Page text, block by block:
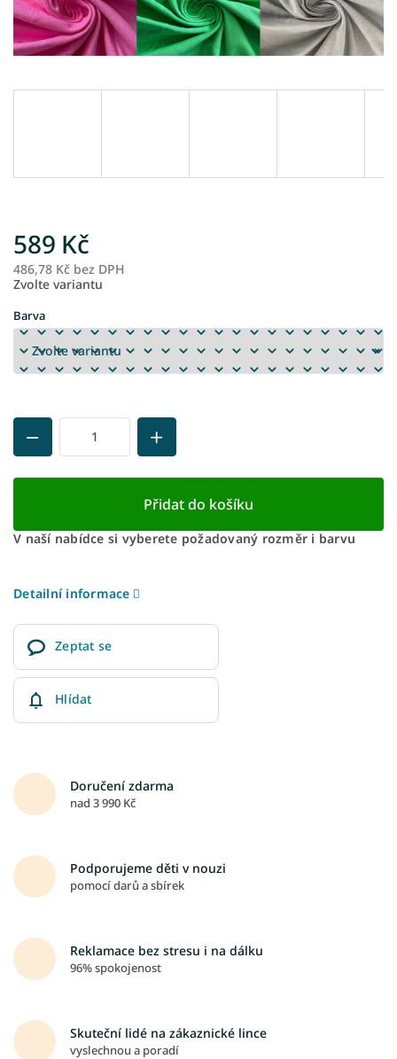
589 Kč
486,78 Kč bez DPH
Zvolte variantu
Barva
Přidat do košíku
V naší nabídce si vyberete požadovaný rozměr i barvu
Detailní informace
Zeptat se
Hlídat
Doručení zdarma
nad 3 990 Kč
Podporujeme děti v nouzi
pomocí darů a sbírek
Reklamace bez stresu i na dálku
96% spokojenost
Skuteční lidé na zákaznické lince
vyslechnou a poradí